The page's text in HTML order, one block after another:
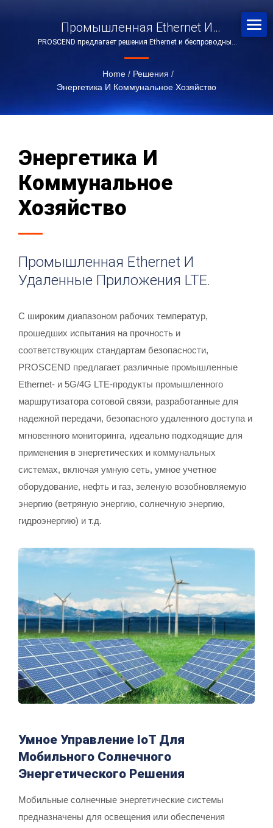
Промышленная Ethernet И
Удаленные Приложения LTE.
PROSCEND предлагает решения Ethernet и беспроводные
Home / Решения /
Энергетика И Коммунальное Хозяйство
Энергетика И
Коммунальное
Хозяйство
Промышленная Ethernet И
Удаленные Приложения LTE.
С широким диапазоном рабочих температур,
прошедших испытания на прочность и
соответствующих стандартам безопасности,
PROSCEND предлагает различные промышленные
Ethernet- и 5G/4G LTE-продукты промышленного
маршрутизатора сотовой связи, разработанные для
надежной передачи, безопасного удаленного доступа и
мгновенного мониторинга, идеально подходящие для
применения в энергетических и коммунальных
системах, включая умную сеть, умное учетное
оборудование, нефть и газ, зеленую возобновляемую
энергию (ветряную энергию, солнечную энергию,
гидроэнергию) и т.д.
Умное Управление IoT Для
Мобильного Солнечного
Энергетического Решения
Мобильные солнечные энергетические системы
предназначены для освещения или обеспечения